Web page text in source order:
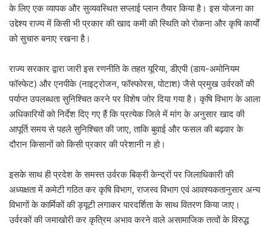
के लिए एक व्यापक और सुव्यवस्थित सप्लाई प्लान तैयार किया है। इस योजना का
उद्देश्य राज्य में किसी भी प्रकार की खाद कमी की स्थिति को रोकना और कृषि कार्यों
को सुचारु बनाए रखना है।
राज्य सरकार द्वारा जारी इस रणनीति के तहत यूरिया, डीएपी (डाय-अमोनियम
फॉस्फेट) और एनपीके (नाइट्रोजन, फॉस्फोरस, पोटाश) जैसे प्रमुख उर्वरकों की
पर्याप्त उपलब्धता सुनिश्चित करने पर विशेष जोर दिया गया है। कृषि विभाग के आला
अधिकारियों को निर्देश दिए गए हैं कि प्रत्येक जिले में मांग के अनुसार खाद की
आपूर्ति समय से पहले सुनिश्चित की जाए, ताकि बुवाई और फसल की बढ़वार के
दौरान किसानों को किसी प्रकार की परेशानी न हो।
इसके साथ ही प्रदेश के समस्त उर्वरक बिक्री केन्द्रों पर जिलाधिकारी की
अध्यक्षता में कमेटी गठित कर कृषि विभाग, राजस्व विभाग एवं आवश्यकतानुसार अन्य
विभागों के कार्मिकों की ड्यूटी लगाकर पारदर्शिता के साथ वितरण किया जाए।
उर्वरकों की जमाखोरी कर कृत्रिम अभाव करने वाले असामाजिक तत्वों के विरुद्ध